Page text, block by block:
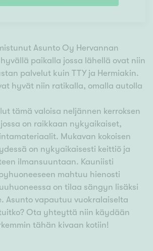
Asunto Oy Hervannan
paikalla jossa lähellä ovat niin
palvelut kuin TTY ja Hermiakin.
hyvät niin ratikalla, omalla autolla
tämä valoisa neljännen kerroksen
on raikkaan nykyaikaiset,
Mukavan kokoisen
on nykyaikaisesti keittiö ja
ilmansuuntaan. Kauniisti
mahtuu hienosti
on tilaa sängyn lisäksi
Asunto vapautuu vuokralaiselta
Ota yhteyttä niin käydään
tähän kivaan kotiin!